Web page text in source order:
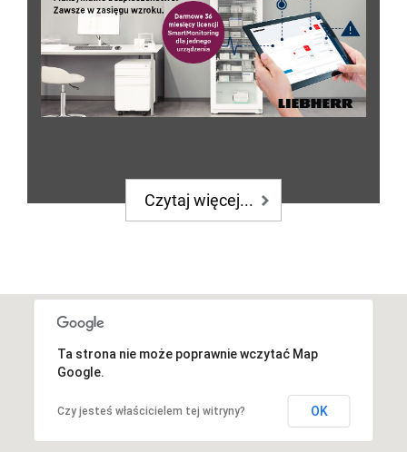
Czytaj więcej...
Ta strona nie może poprawnie wczytać Map
Google.
Czy jesteś właścicielem tej witryny? OK